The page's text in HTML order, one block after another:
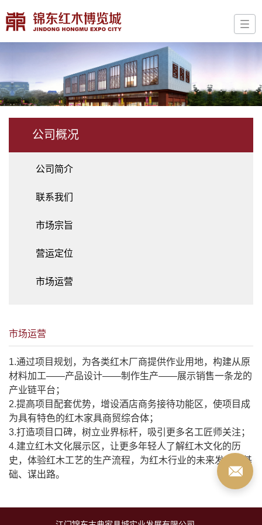
公司概况
公司简介
联系我们
市场宗旨
营运定位
市场运营
市场运营
1.通过项目规划，为各类红木厂商提供作业用地，构建从原
材料加工——产品设计——制作生产——展示销售一条龙的
产业链平台；
2.提高项目配套优势，增设酒店商务接待功能区，使项目成
为具有特色的红木家具商贸综合体；
3.打造项目口碑，树立业界标杆，吸引更多名工匠师关注；
4.建立红木文化展示区，让更多年轻人了解红木文化的历
史，体验红木工艺的生产流程，为红木行业的未来发展打基
础、谋出路。